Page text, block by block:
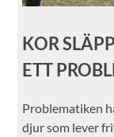
KOR
ETT
Problematiken
djur som lever